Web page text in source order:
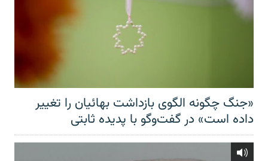
«جنگ چگونه الگوی بازداشت بهائیان را تغییر
داده است» در گفت‌وگو با پدیده ثابتی